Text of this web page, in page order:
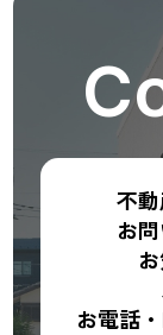
不
お
お電話